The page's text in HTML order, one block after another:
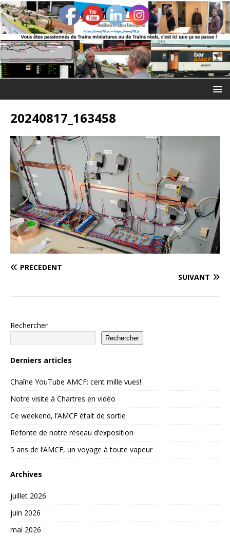
20240817_163458
PRÉCÉDENT
SUIVANT
Rechercher
Rechercher
Derniers articles
Chaîne YouTube AMCF: cent mille vues!
Notre visite à Chartres en vidéo
Ce weekend, l’AMCF était de sortie
Refonte de notre réseau d’exposition
5 ans de l’AMCF, un voyage à toute vapeur
Archives
juillet 2026
juin 2026
mai 2026